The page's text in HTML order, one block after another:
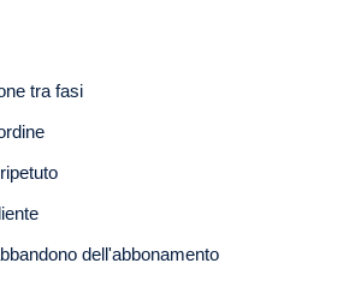
tra fasi
dell'abbonamento